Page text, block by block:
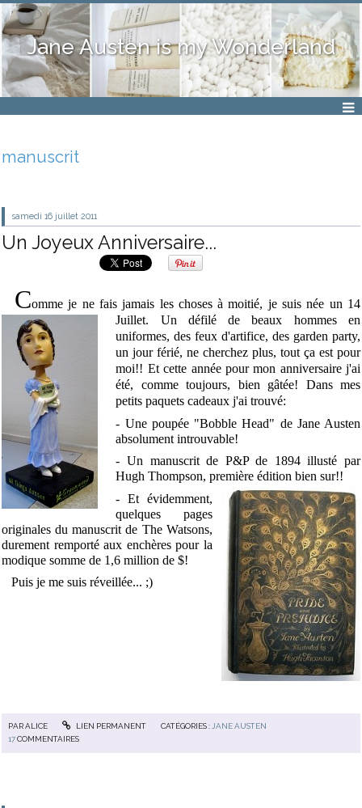
Jane Austen is my Wonderland
manuscrit
samedi 16 juillet 2011
Un Joyeux Anniversaire...
Comme je ne fais jamais les choses à moitié, je suis née un 14
Juillet. Un défilé de beaux hommes en
uniformes, des feux d'artifice, des garden party,
un jour férié, ne cherchez plus, tout ça est pour
moi!! Et cette année pour mon anniversaire j'ai
été, comme toujours, bien gâtée! Dans mes
petits paquets cadeaux j'ai trouvé:
- Une poupée "Bobble Head" de Jane Austen
absolument introuvable!
- Un manuscrit de P&P de 1894 illusté par
Hugh Thompson, première édition bien sur!!
- Et évidemment,
quelques pages
originales du manuscrit de The Watsons,
durement remporté aux enchères pour la
modique somme de 1,6 million de $!
Puis je me suis réveillée... ;)
PARALICE LIEN PERMANENT CATÉGORIES :JANE AUSTEN
17COMMENTAIRES